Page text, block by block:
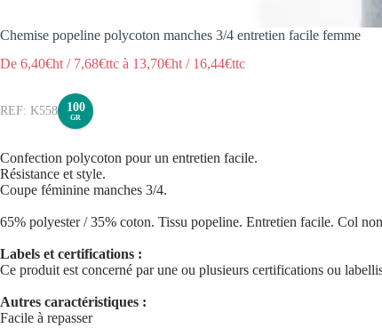
Chemise popeline polycoton manches 3/4 entretien facile femme
De 6,40€ht / 7,68€ttc à 13,70€ht / 16,44€ttc
K558 100
GR
Confection polycoton pour un entretien facile.
Résistance et style.
Coupe féminine manches 3/4.
65% polyester / 35% coton. Tissu popeline. Entretien facile. Col
Labels et certifications :
Ce produit est concerné par une ou plusieurs certifications ou
Autres caractéristiques :
Facile à repasser